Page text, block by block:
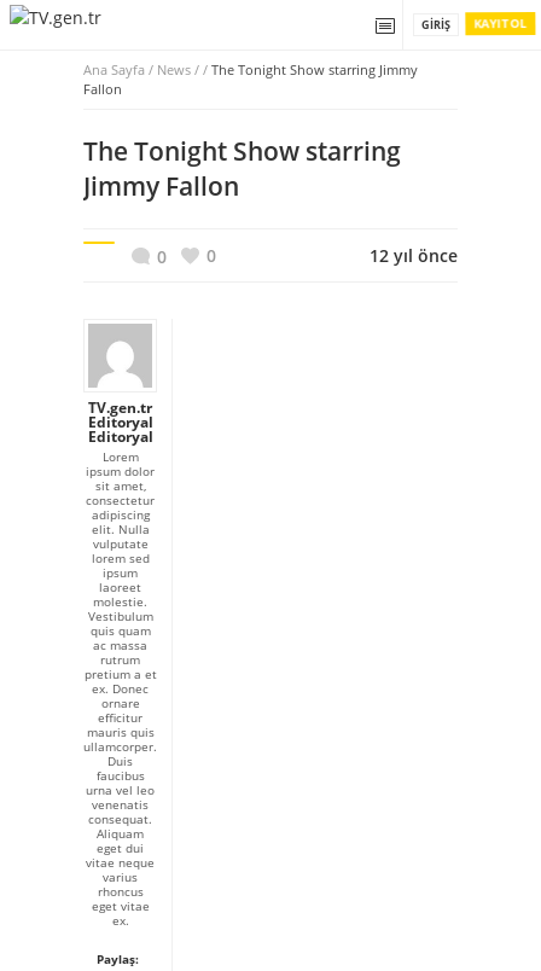
KAYIT OL
GIRIŞ
Ana Sayfa / News / / The Tonight Show starring Jimmy
Fallon
The Tonight Show starring
Jimmy Fallon
0 0 12 yıl önce
TV.gen.tr
Editoryal
Editoryal
Lorem
ipsum dolor
sit amet,
consectetur
adipiscing
elit. Nulla
vulputate
lorem sed
ipsum
laoreet
molestie.
Vestibulum
quis quam
ac massa
rutrum
pretium a et
ex. Donec
ornare
efficitur
mauris quis
ullamcorper.
Duis
faucibus
urna vel leo
venenatis
consequat.
Aliquam
eget dui
vitae neque
varius
rhoncus
eget vitae
ex.
Paylaş: